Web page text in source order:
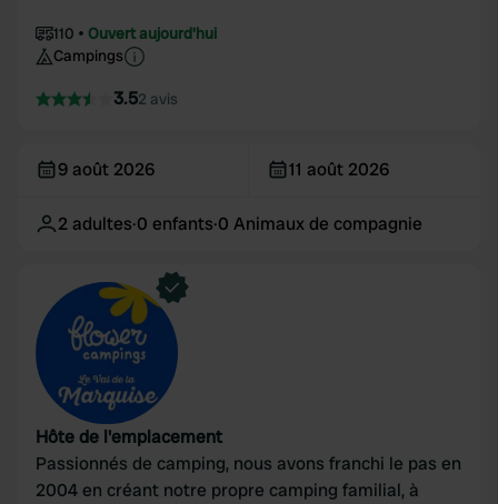
110
Ouvert aujourd'hui
Campings
3.52 avis
9 août 2026 11 août 2026
2 adultes·0 enfants·0 Animaux de compagnie
Hôte de l'emplacement
Passionnés de camping, nous avons franchi le pas en
2004 en créant notre propre camping familial, à